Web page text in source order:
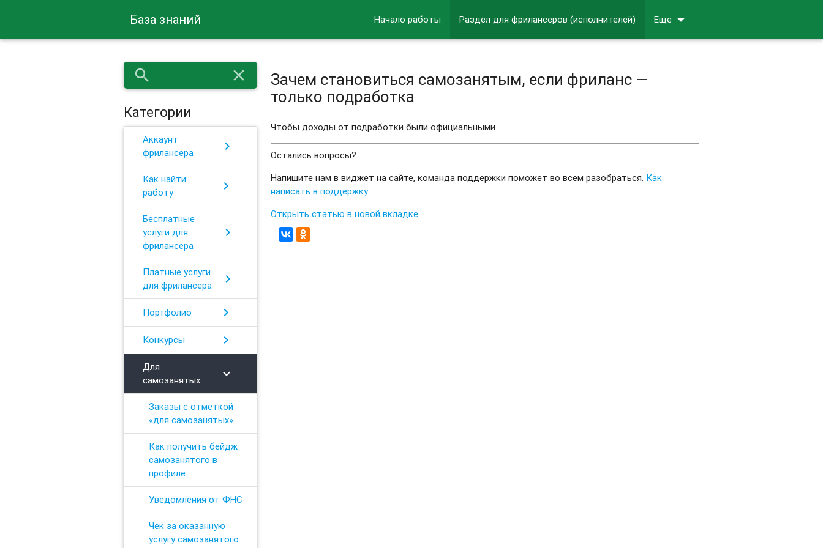
База знаний Начало работы Раздел для фрилансеров (исполнителей) Еще arrow_drop_down
search close
Категории
Аккаунт
фрилансера
chevron_right
Как найти
работу
chevron_right
Бесплатные
услуги для
фрилансера
chevron_right
Платные услуги
для фрилансера
chevron_right
Портфолио chevron_right
Конкурсы chevron_right
Для
самозанятых
chevron_right
Заказы с отметкой
«для самозанятых»
Как получить бейдж
самозанятого в
профиле
Уведомления от ФНС
Чек за оказанную
услугу самозанятого
Зачем становиться самозанятым, если фриланс —
только подработка
Чтобы доходы от подработки были официальными.
Остались вопросы?
Напишите нам в виджет на сайте, команда поддержки поможет во всем разобраться. Как
написать в поддержку
Открыть статью в новой вкладке